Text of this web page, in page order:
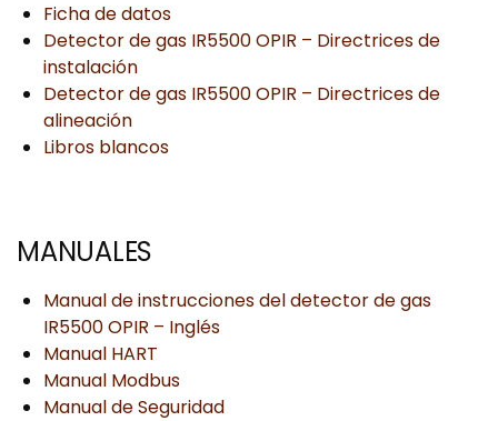
Ficha de datos
Detector de gas IR5500 OPIR – Directrices de
instalación
Detector de gas IR5500 OPIR – Directrices de
alineación
Libros blancos
MANUALES
Manual de instrucciones del detector de gas
IR5500 OPIR – Inglés
Manual HART
Manual Modbus
Manual de Seguridad